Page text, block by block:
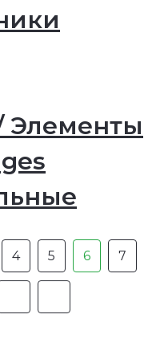
Элементы
4 5 6 7